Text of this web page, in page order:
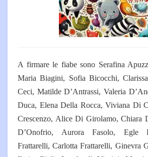
A firmare le fiabe sono Serafina
Maria Biagini, Sofia Bicocchi,
Ceci, Matilde D’Antrassi, Valeria
Duca, Elena Della Rocca, Viviana Di
Crescenzo, Alice Di Girolamo, Chiara
D’Onofrio, Aurora Fasolo, Egle
Frattarelli, Carlotta Frattarelli, Ginevra